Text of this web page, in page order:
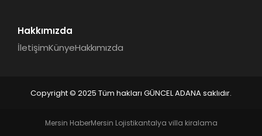
Hakkımızda
İletişimKünyeHakkımızda
Copyright © 2025 Tüm hakları GÜNCEL ADANA saklıdır.
Mersin HaberMersin Lojistikantalya villa kiralama